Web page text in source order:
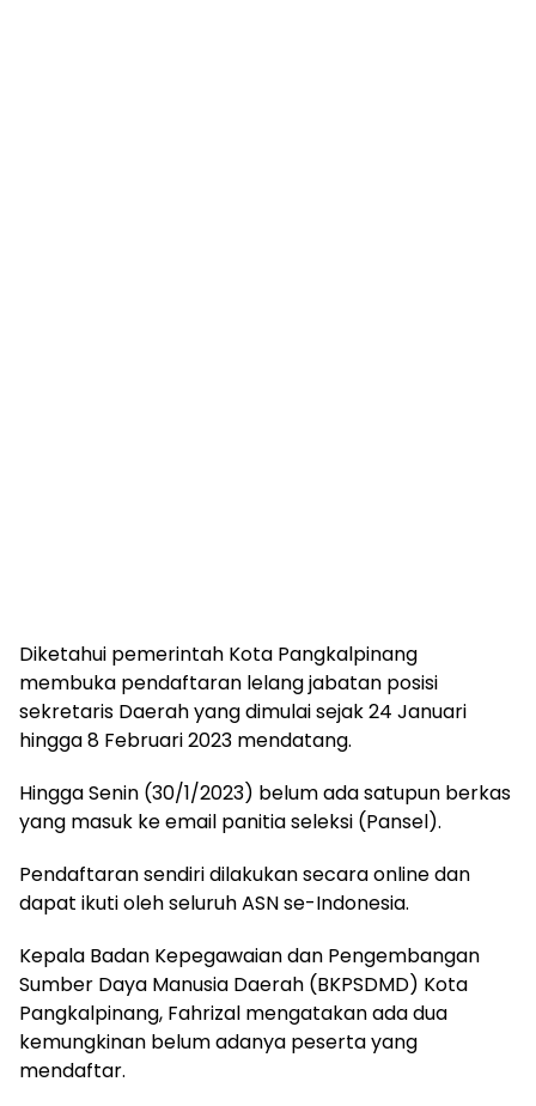
Diketahui pemerintah Kota Pangkalpinang
membuka pendaftaran lelang jabatan posisi
sekretaris Daerah yang dimulai sejak 24 Januari
hingga 8 Februari 2023 mendatang.
Hingga Senin (30/1/2023) belum ada satupun berkas
yang masuk ke email panitia seleksi (Pansel).
Pendaftaran sendiri dilakukan secara online dan
dapat ikuti oleh seluruh ASN se-Indonesia.
Kepala Badan Kepegawaian dan Pengembangan
Sumber Daya Manusia Daerah (BKPSDMD) Kota
Pangkalpinang, Fahrizal mengatakan ada dua
kemungkinan belum adanya peserta yang
mendaftar.